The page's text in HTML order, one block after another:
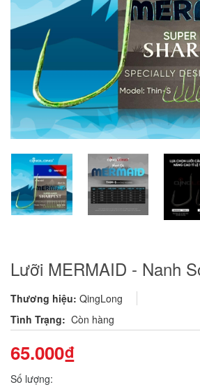
Lưỡi MERMAID - Nanh
Thương hiệu: QingLong
Tình Trạng: Còn hàng
65.000₫
Số lượng: